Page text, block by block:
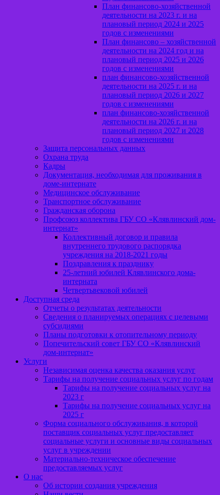
План финансово-хозяйственной
деятельности на 2023 г. и на
плановый период 2024 и 2025
годов с изменениями
План финансово – хозяйственной
деятельности на 2024 год и на
плановый период 2025 и 2026
годов с изменениями
план финансово-хозяйственной
деятельности на 2025 г. и на
плановый период 2026 и 2027
годов с изменениями
план финансово-хозяйственной
деятельности на 2026 г. и на
плановый период 2027 и 2028
годов с изменениями
Защита персональных данных
Охрана труда
Кадры
Документация, необходимая для проживания в
доме-интернате
Медицинское обслуживание
Транспортное обслуживание
Гражданская оборона
Профсоюз коллектива ГБУ СО «Клявлинский дом-
интернат»
Коллективный договор и правила
внутреннего трудового распорядка
учреждения на 2018-2021 годы
Поздравления к празднику
25-летний юбилей Клявлинского дома-
интерната
Четвертьвековой юбилей
Доступная среда
Отчеты о результатах деятельности
Сведения о планируемых операциях с целевыми
субсидиями
Планы подготовки к отопительному периоду
Попечительский совет ГБУ СО «Клявлинский
дом-интернат»
Услуги
Независимая оценка качества оказания услуг
Тарифы на получение социальных услуг по годам
Тарифы на получение социальных услуг на
2023 г
Тарифы на получение социальных услуг на
2025 г
Форма социального обслуживания, в которой
поставщик социальных услуг предоставляет
социальные услуги и основные виды социальных
услуг в учреждении
Материально-техническое обеспечение
предоставляемых услуг
О нас
Об истории создания учреждения